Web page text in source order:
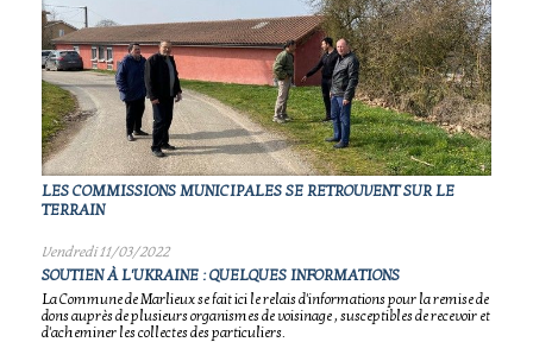
LES COMMISSIONS MUNICIPALES SE RETROUVENT SUR LE
TERRAIN
Vendredi 11/03/2022
SOUTIEN À L'UKRAINE : QUELQUES INFORMATIONS
La Commune de Marlieux se fait ici le relais d'informations pour la remise de
dons auprès de plusieurs organismes de voisinage , susceptibles de recevoir et
d'acheminer les collectes des particuliers.